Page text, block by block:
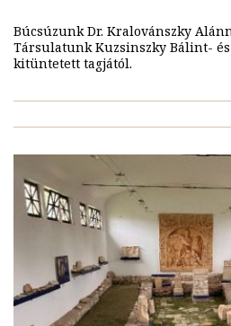
Búcsúzunk Dr. Kralovánszky
Társulatunk Kuzsinszky Bálint-
kitüntetett tagjától.